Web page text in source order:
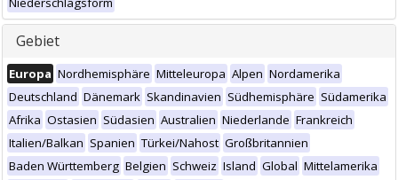
Gebiet
Europa Nordhemisphäre Mitteleuropa Alpen Nordamerika
Deutschland Dänemark Skandinavien Südhemisphäre Südamerika
Afrika Ostasien Südasien Australien Niederlande Frankreich
Italien/Balkan Spanien Türkei/Nahost Großbritannien
Baden Württemberg Belgien Schweiz Island Global Mittelamerika